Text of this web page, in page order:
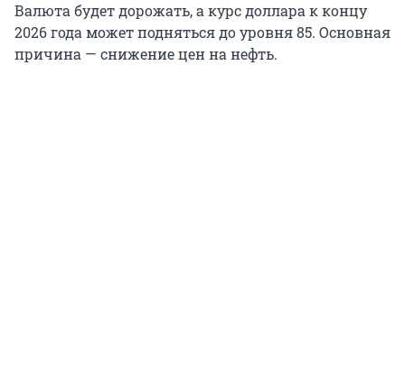
Валюта будет дорожать, а курс доллара к концу
2026 года может подняться до уровня 85. Основная
причина — снижение цен на нефть.